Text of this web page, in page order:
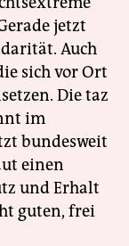
jetzt
Auch
sich vor Ort
Die taz
im
bundesweit
einen
und Erhalt
guten, frei